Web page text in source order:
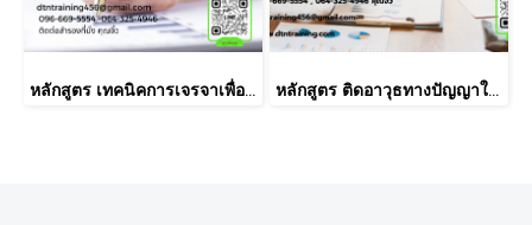
หลักสูตร เทคนิคการเจรจาเพื่อติดตามหนี้และกฎหมาย พ.ร.บ.ทวงหนี้ หลักสูตร ติดอาวุธทางปัญญาให้เป็น HR.มืออาชีพ (ภาคปฏิบัติจริง)